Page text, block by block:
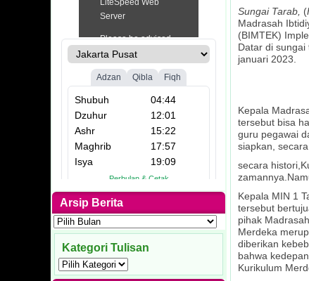
Arsip Berita
Arsip
Berita
Kategori Tulisan
Kategori
Tulisan
Sungai Tarab, (
Madrasah
(BIMTEK)
Datar di
januari 2023.
Kepala
tersebut bisa
guru pegawai
siapkan,
secara
Kepala MIN 1
tersebut
pihak
Merdeka
diberikan
bahwa
Kurikulum